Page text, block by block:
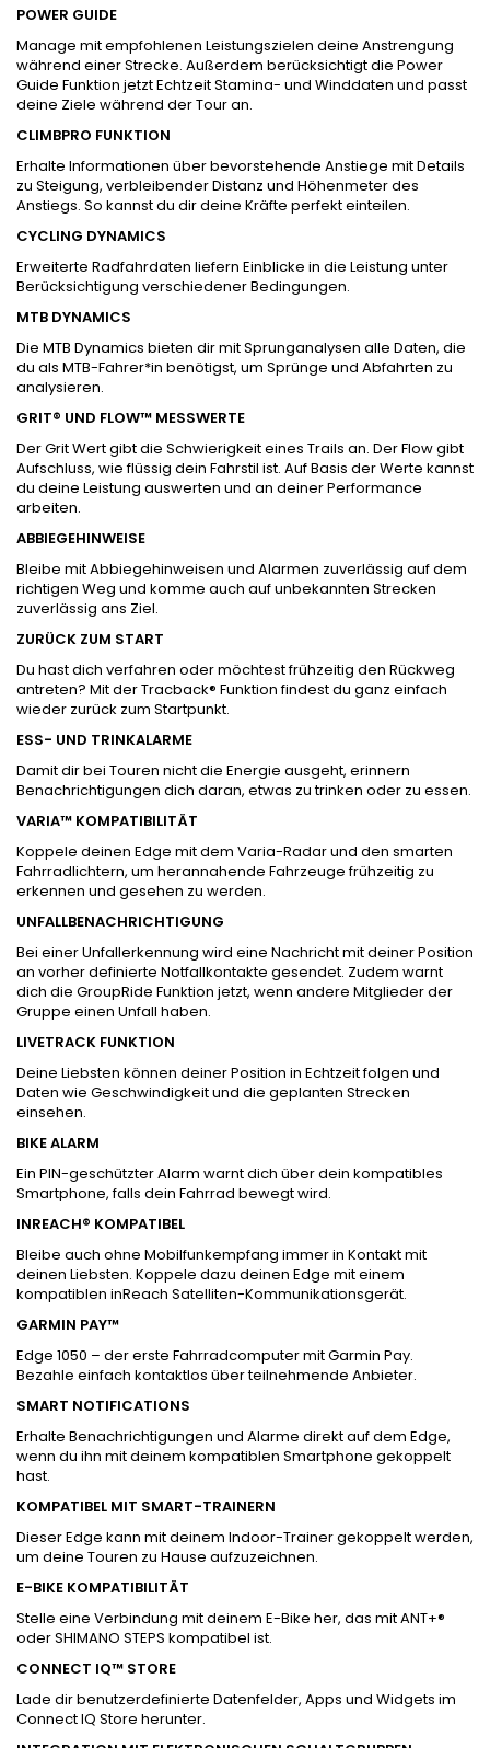
POWER GUIDE
Manage mit empfohlenen Leistungszielen deine Anstrengung
während einer Strecke. Außerdem berücksichtigt die Power
Guide Funktion jetzt Echtzeit Stamina- und Winddaten und passt
deine Ziele während der Tour an.
CLIMBPRO FUNKTION
Erhalte Informationen über bevorstehende Anstiege mit Details
zu Steigung, verbleibender Distanz und Höhenmeter des
Anstiegs. So kannst du dir deine Kräfte perfekt einteilen.
CYCLING DYNAMICS
Erweiterte Radfahrdaten liefern Einblicke in die Leistung unter
Berücksichtigung verschiedener Bedingungen.
MTB DYNAMICS
Die MTB Dynamics bieten dir mit Sprunganalysen alle Daten, die
du als MTB-Fahrer*in benötigst, um Sprünge und Abfahrten zu
analysieren.
GRIT® UND FLOW™ MESSWERTE
Der Grit Wert gibt die Schwierigkeit eines Trails an. Der Flow gibt
Aufschluss, wie flüssig dein Fahrstil ist. Auf Basis der Werte kannst
du deine Leistung auswerten und an deiner Performance
arbeiten.
ABBIEGEHINWEISE
Bleibe mit Abbiegehinweisen und Alarmen zuverlässig auf dem
richtigen Weg und komme auch auf unbekannten Strecken
zuverlässig ans Ziel.
ZURÜCK ZUM START
Du hast dich verfahren oder möchtest frühzeitig den Rückweg
antreten? Mit der Tracback® Funktion findest du ganz einfach
wieder zurück zum Startpunkt.
ESS- UND TRINKALARME
Damit dir bei Touren nicht die Energie ausgeht, erinnern
Benachrichtigungen dich daran, etwas zu trinken oder zu essen.
VARIA™ KOMPATIBILITÄT
Koppele deinen Edge mit dem Varia-Radar und den smarten
Fahrradlichtern, um herannahende Fahrzeuge frühzeitig zu
erkennen und gesehen zu werden.
UNFALL­BENACHRICHTIGUNG
Bei einer Unfallerkennung wird eine Nachricht mit deiner Position
an vorher definierte Notfallkontakte gesendet. Zudem warnt
dich die GroupRide Funktion jetzt, wenn andere Mitglieder der
Gruppe einen Unfall haben.
LIVETRACK FUNKTION
Deine Liebsten können deiner Position in Echtzeit folgen und
Daten wie Geschwindigkeit und die geplanten Strecken
einsehen.
BIKE ALARM
Ein PIN-geschützter Alarm warnt dich über dein kompatibles
Smartphone, falls dein Fahrrad bewegt wird.
INREACH® KOMPATIBEL
Bleibe auch ohne Mobilfunkempfang immer in Kontakt mit
deinen Liebsten. Koppele dazu deinen Edge mit einem
kompatiblen inReach Satelliten-Kommunikationsgerät.
GARMIN PAY™
Edge 1050 – der erste Fahrradcomputer mit Garmin Pay.
Bezahle einfach kontaktlos über teilnehmende Anbieter.
SMART NOTIFICATIONS
Erhalte Benachrichtigungen und Alarme direkt auf dem Edge,
wenn du ihn mit deinem kompatiblen Smartphone gekoppelt
hast.
KOMPATIBEL MIT SMART-TRAINERN
Dieser Edge kann mit deinem Indoor-Trainer gekoppelt werden,
um deine Touren zu Hause aufzuzeichnen.
E-BIKE KOMPATIBILITÄT
Stelle eine Verbindung mit deinem E-Bike her, das mit ANT+®
oder SHIMANO STEPS kompatibel ist.
CONNECT IQ™ STORE
Lade dir benutzerdefinierte Datenfelder, Apps und Widgets im
Connect IQ Store herunter.